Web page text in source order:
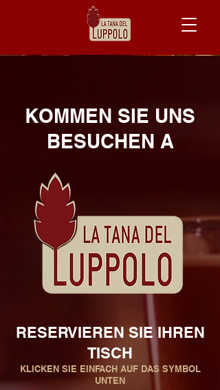
KOMMEN SIE UNS
BESUCHEN A
RESERVIEREN SIE IHREN
TISCH
KLICKEN SIE EINFACH AUF DAS SYMBOL
UNTEN